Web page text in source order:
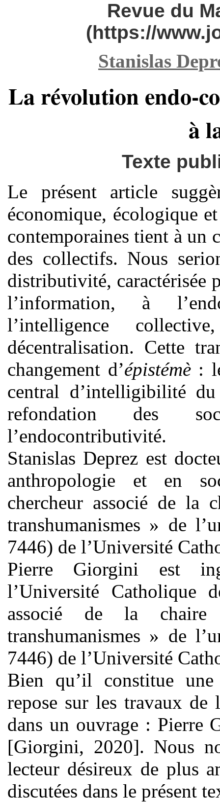
Revue du
(https://
Stanislas
La révolution endo-
à
Texte
Le présent article
économique, écologique
contemporaines tient à un
des collectifs. Nous
distributivité, caractérisée
l’information, à
l’intelligence
décentralisation. Cette
changement d’épistémè:
central d’intelligibilité
refondation des
l’endocontributivité.
Stanislas Deprez est
anthropologie et en
chercheur associé de la
transhumanismes » de
7446) de l’Université
Pierre Giorgini est
l’Université Catholique
associé de la
transhumanismes » de
7446) de l’Université
Bien qu’il constitue
repose sur les travaux de
dans un ouvrage : Pierre
[Giorgini, 2020]. Nous
lecteur désireux de plus
discutées dans le présent